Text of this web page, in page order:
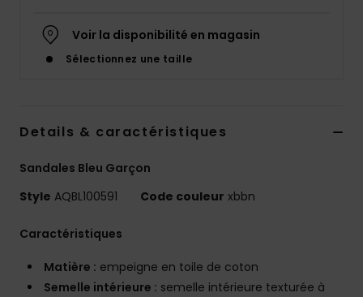
Voir la disponibilité en magasin
Sélectionnez une taille
Details & caractéristiques
Sandales Bleu Garçon
Style AQBL100591 Code couleur xbbn
Caractéristiques
Matière : empeigne en toile de coton
Semelle intérieure : semelle intérieure texturée à